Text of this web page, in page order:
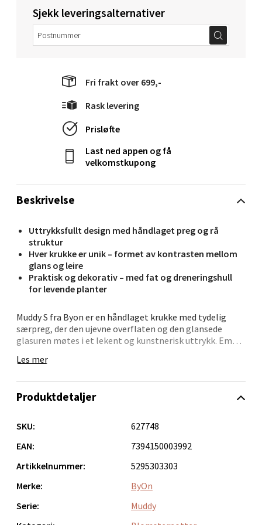
Beskrivelse
Uttrykksfullt design med håndlaget preg og rå
struktur
Hver krukke er unik – formet av kontrasten mellom
glans og leire
Praktisk og dekorativ – med fat og dreneringshull
for levende planter
Muddy S fra Byon er en håndlaget krukke med tydelig
særpreg, der den ujevne overflaten og den glansede
glasuren møtes i et lekent og kunstnerisk uttrykk. Emma
spontane og det rå i leirens naturlige struktur.
dreneringshull – like dekorativt som det er praktisk. Et
Les mer
Sjekk leveringsalternativer
Fri frakt over 699,-
Rask levering
Prisløfte
Last ned appen og få
velkomstkupong
Produktdetaljer
SKU:
627748
EAN:
7394150003992
Artikkelnummer:
5295303303
Merke:
ByOn
Serie:
Muddy
Molde - Moldetorget
Torget 1, 6413 Molde
0 i butikk
Narvik - Thon Senter Malmporten
Bolagsgata 1, 8514 Narvik
0 i butikk
Velg
Bergen - Oasen Senter
Folke Bernadottes vei 52, 5147 Fyllingsdalen
Åpent i dag 10-21
Oppdal - Aunasenteret
Aunasenteret, Sunndalsvegen 3, 7340 Oppdal
Åpent i dag 10-19